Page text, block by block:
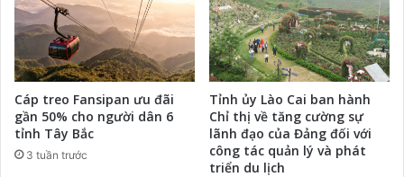
Cáp treo Fansipan ưu đãi
gần 50% cho người dân 6
tỉnh Tây Bắc
3 tuần trước
Tỉnh ủy Lào Cai ban hành
Chỉ thị về tăng cường sự
lãnh đạo của Đảng đối với
công tác quản lý và phát
triển du lịch